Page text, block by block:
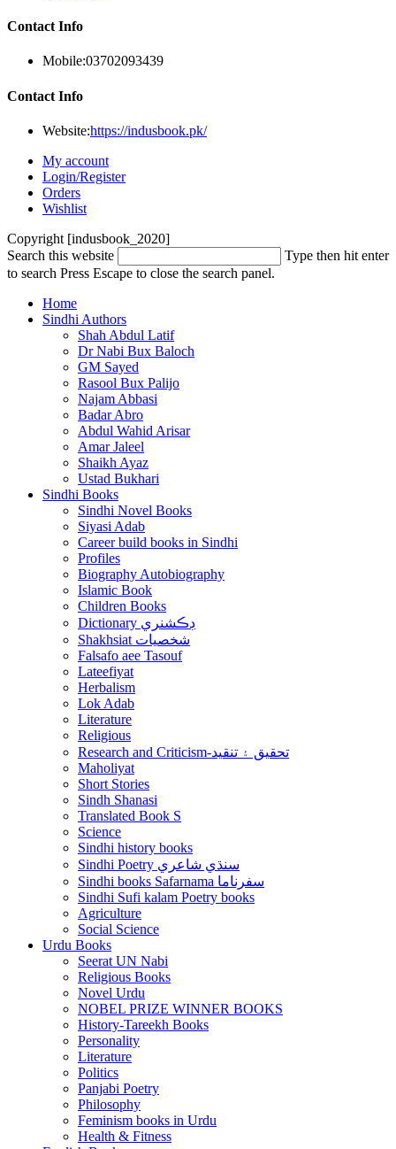
Contact Info
Mobile:03702093439
Contact Info
Website:https://indusbook.pk/
My account
Login/Register
Orders
Wishlist
Copyright [indusbook_2020]
Search this website
Type then hit enter
to search Press Escape to close the search panel.
Home
Sindhi Authors
Shah Abdul Latif
Dr Nabi Bux Baloch
GM Sayed
Rasool Bux Palijo
Najam Abbasi
Badar Abro
Abdul Wahid Arisar
Amar Jaleel
Shaikh Ayaz
Ustad Bukhari
Sindhi Books
Sindhi Novel Books
Siyasi Adab
Career build books in Sindhi
Profiles
Biography Autobiography
Islamic Book
Children Books
Dictionary ڊڪشنري
Shakhsiat شخصيات
Falsafo aee Tasouf
Lateefiyat
Herbalism
Lok Adab
Literature
Religious
Research and Criticism-تحقيق ۽ تنقيد
Maholiyat
Short Stories
Sindh Shanasi
Translated Book S
Science
Sindhi history books
Sindhi Poetry سنڌي شاعري
Sindhi books Safarnama سفرناما
Sindhi Sufi kalam Poetry books
Agriculture
Social Science
Urdu Books
Seerat UN Nabi
Religious Books
Novel Urdu
NOBEL PRIZE WINNER BOOKS
History-Tareekh Books
Personality
Literature
Politics
Panjabi Poetry
Philosophy
Feminism books in Urdu
Health & Fitness